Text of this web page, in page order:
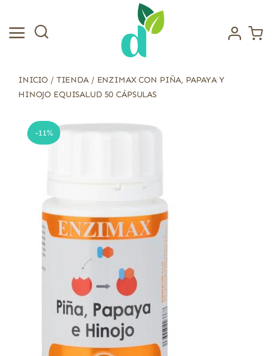
contenido
INICIO / TIENDA/ ENZIMAX CON PIÑA, PAPAYA Y
HINOJO EQUISALUD 50 CÁPSULAS
-11%